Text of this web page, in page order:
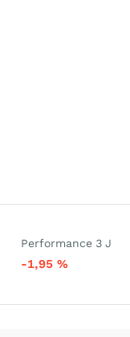
Performance 3 J
-1,95%